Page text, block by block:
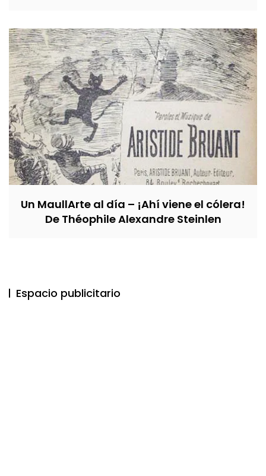
Un MaullArte al día – ¡Ahí viene el cólera!
De Théophile Alexandre Steinlen
Espacio publicitario